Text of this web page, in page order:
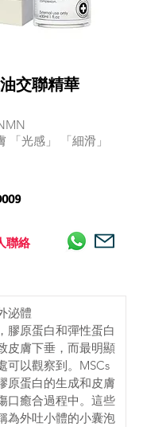
交聯精華
「光感」 「細滑」
聯絡
泌體
膠原蛋白和彈性蛋白
皮膚下垂，而最明顯
可以觀察到。MSCs
原蛋白的生成和皮膚
口癒合過程中。這些
為外吐小體的小囊泡